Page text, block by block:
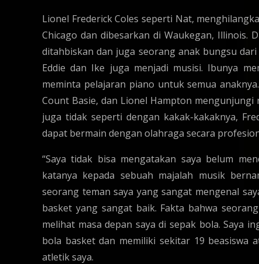
Lionel Frederick Coles seperti Nat,
Chicago dan dibesarkan di Waukegan,
ditahbiskan dan juga seorang anak bungsu
Eddie dan Ike juga menjadi musisi. Ibunya
meminta pelajaran piano untuk semua
Count Basie, dan Lionel Hampton
juga tidak seperti dengan kakak-kakaknya,
dapat bermain dengan olahraga secara
“Saya tidak bisa mengatakan saya belum
katanya kepada sebuah majalah musik
seorang teman saya yang sangat mengenal
basket yang sangat baik. Fakta bahwa
melihat masa depan saya di sepak bola. Saya
bola basket dan memiliki sekitar 19 beasiswa
atletik saya.